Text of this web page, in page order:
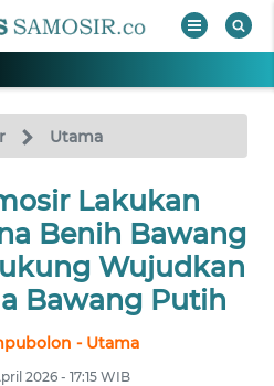
Utama
Lakukan
Benih Bawang
Wujudkan
Bawang Putih
- Utama
2026 - 17:15 WIB